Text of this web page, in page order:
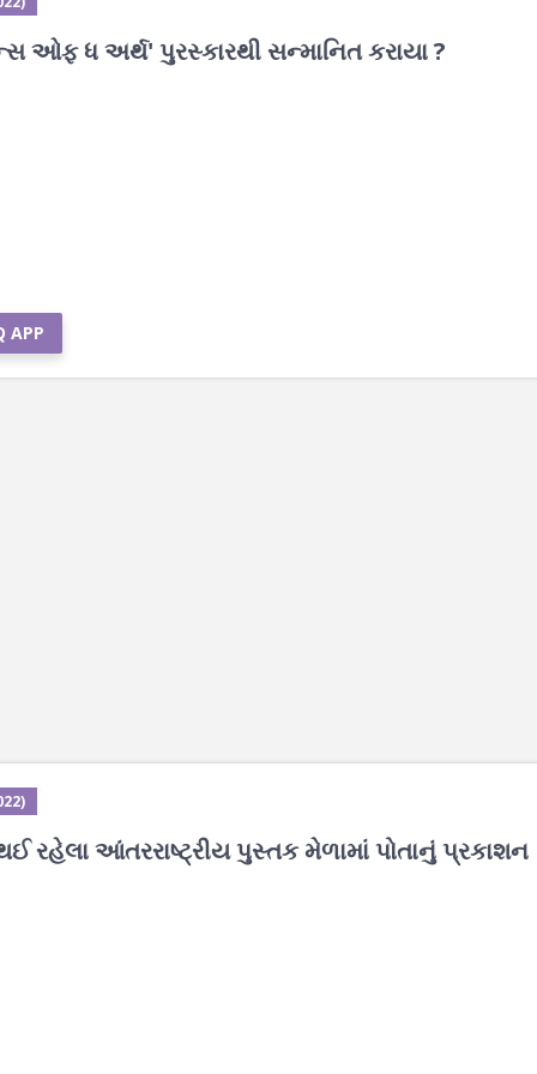
ઓફ ધ અર્થ' પુરસ્કારથી સન્માનિત કરાયા ?
APP
રહેલા આંતરરાષ્ટ્રીય પુસ્તક મેળામાં પોતાનું પ્રકાશન